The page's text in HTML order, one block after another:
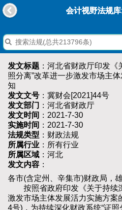
发文标题 ：河北省财政厅印发《
照分离”改革进一步激发市场主
知
发文文号 ：冀财会[2021]44号
发文部门 ：河北省财政厅
发文时间 ：2021-7-30
实施时间 ：2021-7-30
法规类型 ：财政法规
所属行业 ：所有行业
所属区域 ：河北
发文内容 ：
各市(含定州、辛集市)财政局，
按照省政府印发《关于持续深
激发市场主体发展活力实施方案
4号)，为持续深化财政系统“证